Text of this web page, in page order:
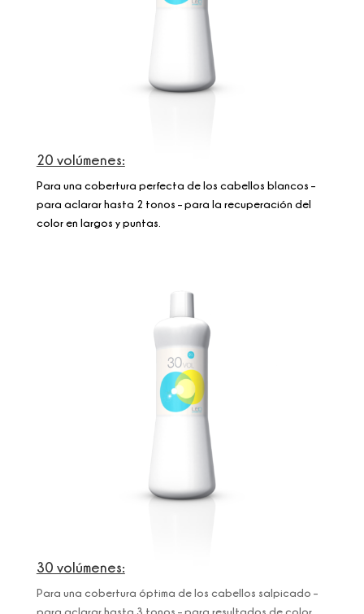
20 volúmenes:
Para una cobertura perfecta de los cabellos blancos –
para aclarar hasta 2 tonos – para la recuperación del
color en largos y puntas.
30 volúmenes:
Para una cobertura óptima de los cabellos salpicado –
para aclarar hasta 3 tonos – para resultados de color